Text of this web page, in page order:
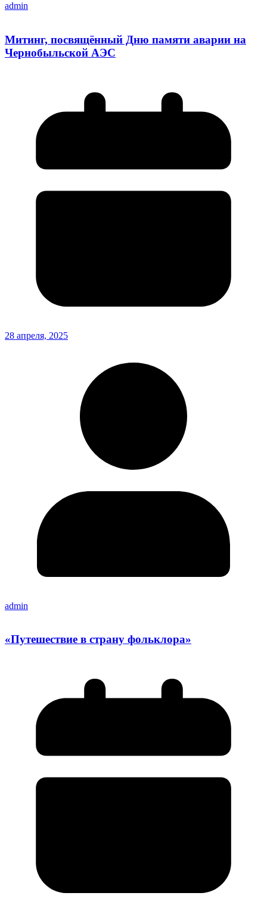
admin
Митинг, посвящённый Дню памяти аварии на
Чернобыльской АЭС
28 апреля, 2025
admin
«Путешествие в страну фольклора»